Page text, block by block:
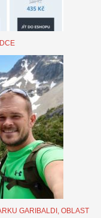
GARIBALDI, OBLAST